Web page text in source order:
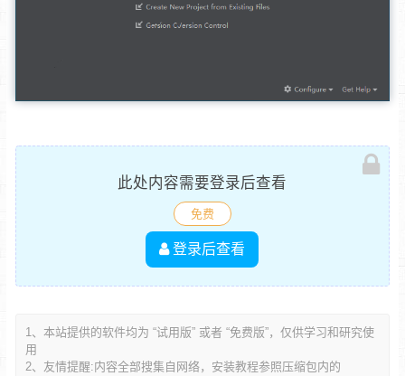
此处内容需要登录后查看
免费
登录后查看
1、本站提供的软件均为 “试用版” 或者 “免费版”，仅供学习和研究使
用
2、友情提醒:内容全部搜集自网络，安装教程参照压缩包内的